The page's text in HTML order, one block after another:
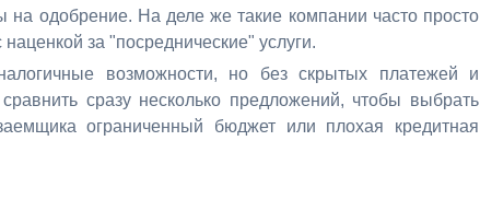
одобрение. На деле же такие компании часто просто
за "посреднические" услуги.
возможности, но без скрытых платежей и
сразу несколько предложений, чтобы выбрать
ограниченный бюджет или плохая кредитная